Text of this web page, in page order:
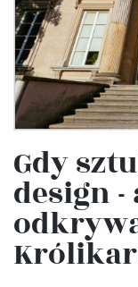
Gdy
design